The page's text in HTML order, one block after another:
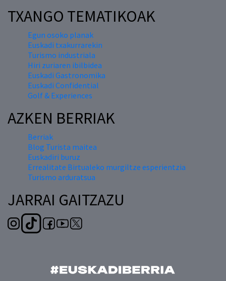
TXANGO TEMATIKOAK
Egun osoko planak
Euskadi txakurrarekin
Turismo industriala
Hiri zuriaren ibilbidea
Euskadi Gastronomika
Euskadi Confidential
Golf & Experiences
AZKEN BERRIAK
Berriak
Blog Turista maitea
Euskadiri buruz
Errealitate Birtualeko murgiltze esperientzia
Turismo arduratsua
JARRAI GAITZAZU